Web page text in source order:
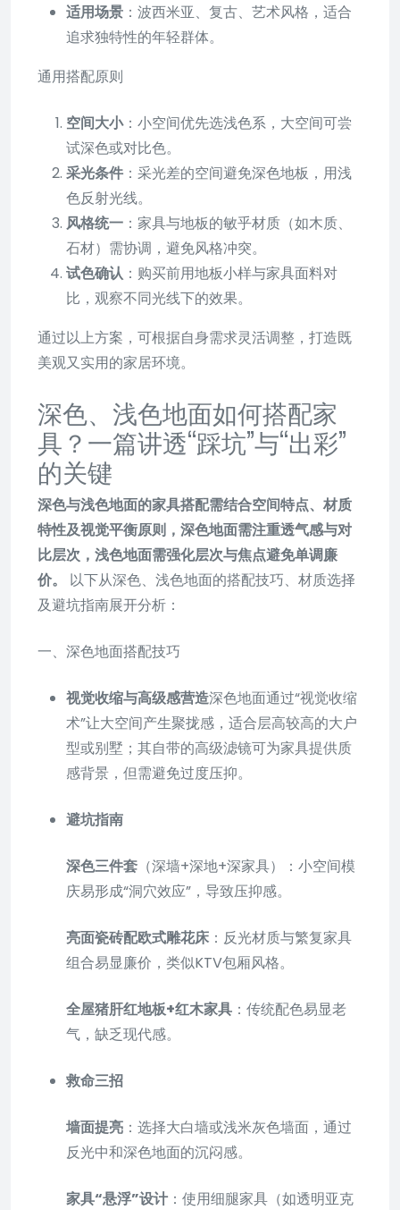
适用场景 ：波西米亚、复古、艺术风格，适合
追求独特性的年轻群体。
通用搭配原则
空间大小：小空间优先选浅色系，大空间可尝
试深色或对比色。
采光条件 ：采光差的空间避免深色地板，用浅
色反射光线。
风格统一 ：家具与地板的敏乎材质（如木质、
石材）需协调，避免风格冲突。
试色确认 ：购买前用地板小样与家具面料对
比，观察不同光线下的效果。
通过以上方案，可根据自身需求灵活调整，打造既
美观又实用的家居环境。
深色、浅色地面如何搭配家
具？一篇讲透“踩坑”与“出彩”
的关键
深色与浅色地面的家具搭配需结合空间特点、材质
特性及视觉平衡原则，深色地面需注重透气感与对
比层次，浅色地面需强化层次与焦点避免单调廉
价。
以下从深色、浅色地面的搭配技巧、材质选择
及避坑指南展开分析：
一、深色地面搭配技巧
视觉收缩与高级感营造深色地面通过“视觉收缩
术”让大空间产生聚拢感，适合层高较高的大户
型或别墅；其自带的高级滤镜可为家具提供质
感背景，但需避免过度压抑。
避坑指南
深色三件套 （深墙+深地+深家具）：小空间模
庆易形成“洞穴效应”，导致压抑感。
亮面瓷砖配欧式雕花床 ：反光材质与繁复家具
组合易显廉价，类似KTV包厢风格。
全屋猪肝红地板+红木家具 ：传统配色易显老
气，缺乏现代感。
救命三招
墙面提亮 ：选择大白墙或浅米灰色墙面，通过
反光中和深色地面的沉闷感。
家具“悬浮”设计 ：使用细腿家具（如透明亚克